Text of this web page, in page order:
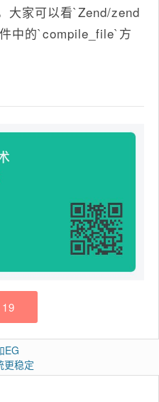
大家可以看`Zend/zend
中的`compile_file`方
19
EG
更稳定